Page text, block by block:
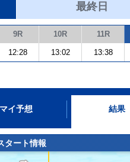
最終日
9R 10R 11R
12:28 13:02 13:38
マイ予想 結果
タート情報